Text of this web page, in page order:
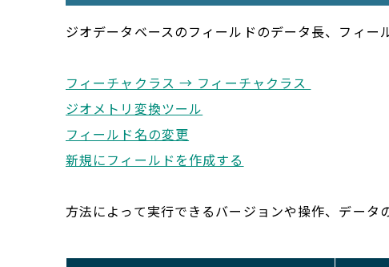
ジオデータベースのフィールドのデータ長、フィー
フィーチャクラス → フィーチャクラス
ジオメトリ変換ツール
フィールド名の変更
新規にフィールドを作成する
方法によって実行できるバージョンや操作、データ